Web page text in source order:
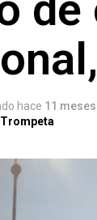
hace 11 meses
Trompeta